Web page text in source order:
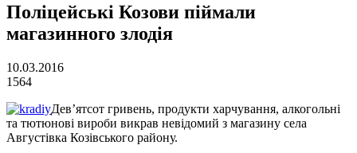
Поліцейські Козови піймали
магазинного злодія
10.03.2016
1564
Дев’ятсот гривень, продукти харчування, алкогольні
та тютюнові вироби викрав невідомий з магазину села
Августівка Козівського району.